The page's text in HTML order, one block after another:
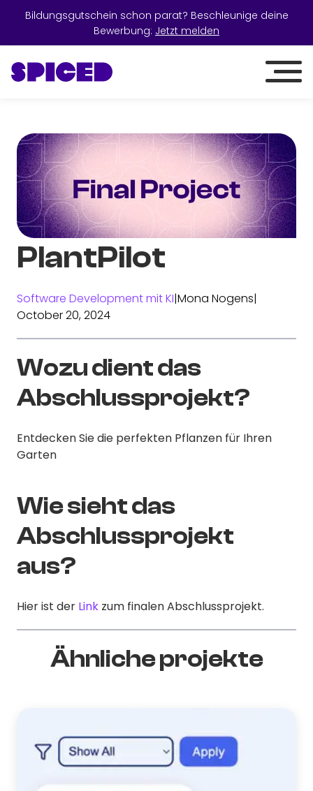
Bildungsgutschein schon parat? Beschleunige deine
Bewerbung: Jetzt melden
PlantPilot
Software Development mit KI|Mona Nogens|
October 20, 2024
Wozu dient das
Abschlussprojekt?
Entdecken Sie die perfekten Pflanzen für Ihren
Garten
Wie sieht das
Abschlussprojekt
aus?
Hier ist der Link zum finalen Abschlussprojekt.
Ähnliche projekte